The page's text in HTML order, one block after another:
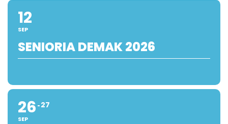
12
SEP
SENIORIA DEMAK 2026
26
SEP
27